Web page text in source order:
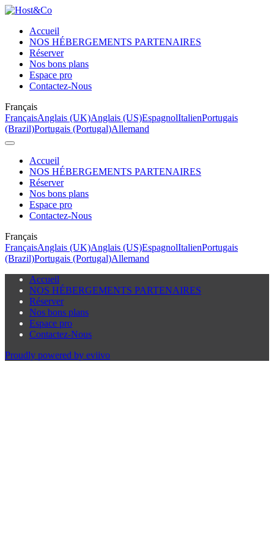
Accueil
NOS HÉBERGEMENTS PARTENAIRES
Réserver
Nos bons plans
Espace pro
Contactez-Nous
Français
FrançaisAnglais (UK)Anglais (US)EspagnolItalienPortugais
(Brazil)Portugais (Portugal)Allemand
Accueil
NOS HÉBERGEMENTS PARTENAIRES
Réserver
Nos bons plans
Espace pro
Contactez-Nous
Français
FrançaisAnglais (UK)Anglais (US)EspagnolItalienPortugais
(Brazil)Portugais (Portugal)Allemand
Accueil
NOS HÉBERGEMENTS PARTENAIRES
Réserver
Nos bons plans
Espace pro
Contactez-Nous
Proudly powered by eviivo